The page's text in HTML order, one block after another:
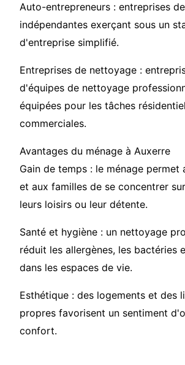
Auto-entrepreneurs : entreprises
indépendantes exerçant sous un
d'entreprise simplifié.
Entreprises de nettoyage :
d'équipes de nettoyage
équipées pour les tâches
commerciales.
Avantages du ménage à Auxerre
Gain de temps : le ménage permet
et aux familles de se concentrer
leurs loisirs ou leur détente.
Santé et hygiène : un nettoyage
réduit les allergènes, les bactéries
dans les espaces de vie.
Esthétique : des logements et des
propres favorisent un sentiment
confort.